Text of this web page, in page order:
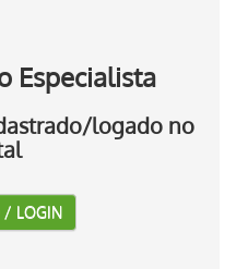
Especialista
logado no
/ LOGIN